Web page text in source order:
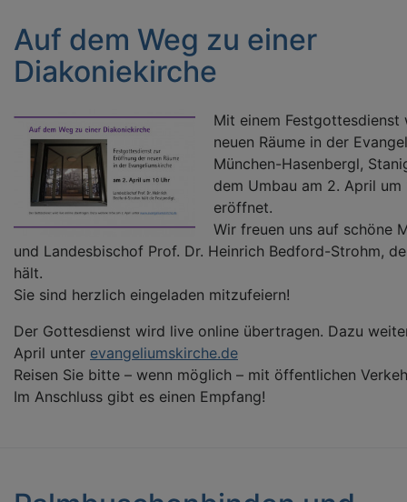
Auf dem Weg zu einer
Diakoniekirche
Mit einem Festgottesdienst
neuen Räume in der
München-Hasenbergl,
dem Umbau am 2. April
eröffnet.
Wir freuen uns auf schöne
und Landesbischof Prof. Dr. Heinrich Bedford-Strohm,
hält.
Sie sind herzlich eingeladen mitzufeiern!
Der Gottesdienst wird live online übertragen. Dazu
April unter evangeliumskirche.de
Reisen Sie bitte – wenn möglich – mit öffentlichen
Im Anschluss gibt es einen Empfang!